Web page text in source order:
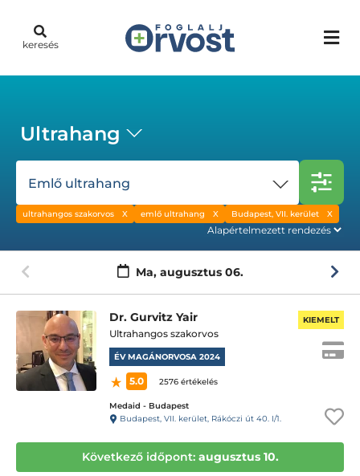
keresés
Ultrahang
Emlő ultrahang
ultrahangos szakorvos emlő ultrahang Budapest, VII. kerület
Ma, augusztus 06.
Dr. Gurvitz Yair
Ultrahangos szakorvos
ÉV MAGÁNORVOSA 2024
5.0 2576 értékelés
Medaid - Budapest
Budapest, VII. kerület, Rákóczi út 40. I/1.
KIEMELT
Következő időpont: augusztus 10.